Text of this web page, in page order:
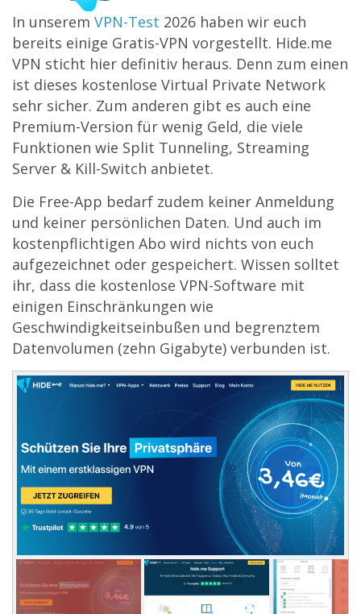
In unserem VPN-Test 2026 haben wir euch
bereits einige Gratis-VPN vorgestellt. Hide.me
VPN sticht hier definitiv heraus. Denn zum einen
ist dieses kostenlose Virtual Private Network
sehr sicher. Zum anderen gibt es auch eine
Premium-Version für wenig Geld, die viele
Funktionen wie Split Tunneling, Streaming
Server & Kill-Switch anbietet.
Die Free-App bedarf zudem keiner Anmeldung
und keiner persönlichen Daten. Und auch im
kostenpflichtigen Abo wird nichts von euch
aufgezeichnet oder gespeichert. Wissen solltet
ihr, dass die kostenlose VPN-Software mit
einigen Einschränkungen wie
Geschwindigkeitseinbußen und begrenztem
Datenvolumen (zehn Gigabyte) verbunden ist.